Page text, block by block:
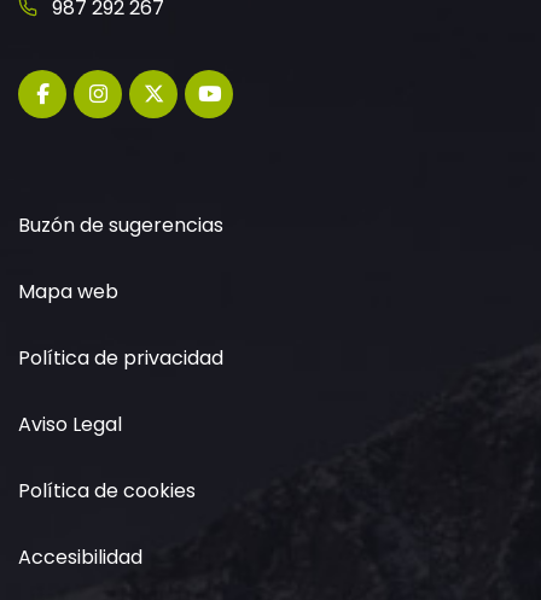
987 292 267
Buzón de sugerencias
Mapa web
Política de privacidad
Aviso Legal
Política de cookies
Accesibilidad